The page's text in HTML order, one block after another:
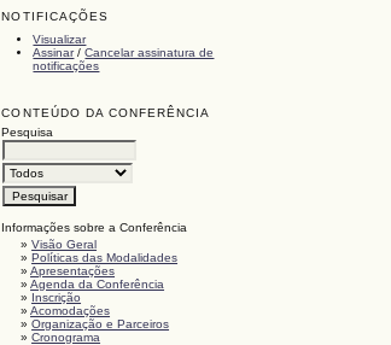
NOTIFICAÇÕES
Visualizar
Assinar/Cancelar assinatura de
notificações
CONTEÚDO DA CONFERÊNCIA
Pesquisa
Informações sobre a Conferência
»Visão Geral
»Políticas das Modalidades
»Apresentações
»Agenda da Conferência
» Inscrição
»Acomodações
»Organização e Parceiros
»Cronograma